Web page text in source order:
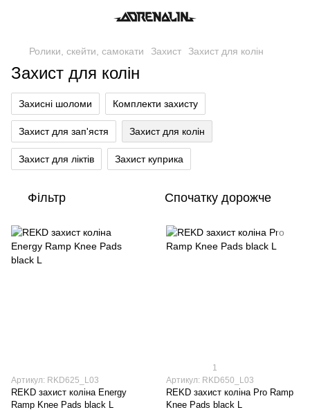
Ролики, скейти, самокати Захист Захист для колін
Захист для колін
Захисні шоломи Комплекти захисту
Захист для зап'ястя Захист для колін
Захист для ліктів Захист куприка
Фільтр Спочатку дорожче
Артикул: RKD625_L03
REKD захист коліна Energy
Ramp Knee Pads black L
1
Артикул: RKD650_L03
REKD захист коліна Pro Ramp
Knee Pads black L